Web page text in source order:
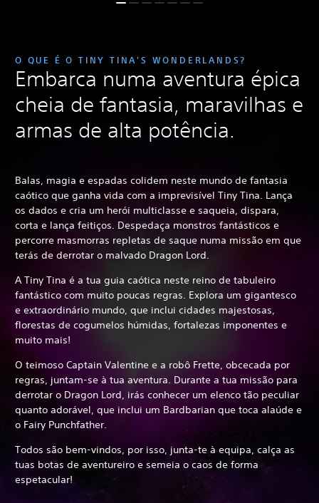
O QUE É O TINY TINA'S WONDERLANDS?
Embarca numa aventura épica
cheia de fantasia, maravilhas e
armas de alta potência.
Balas, magia e espadas colidem neste mundo de fantasia
caótico que ganha vida com a imprevisível Tiny Tina. Lança
os dados e cria um herói multiclasse e saqueia, dispara,
corta e lança feitiços. Despedaça monstros fantásticos e
percorre masmorras repletas de saque numa missão em que
terás de derrotar o malvado Dragon Lord.
A Tiny Tina é a tua guia caótica neste reino de tabuleiro
fantástico com muito poucas regras. Explora um gigantesco
e extraordinário mundo, que inclui cidades majestosas,
florestas de cogumelos húmidas, fortalezas imponentes e
muito mais!
O teimoso Captain Valentine e a robô Frette, obcecada por
regras, juntam-se à tua aventura. Durante a tua missão para
derrotar o Dragon Lord, irás conhecer um elenco tão peculiar
quanto adorável, que inclui um Bardbarian que toca alaúde e
o Fairy Punchfather.
Todos são bem-vindos, por isso, junta-te à equipa, calça as
tuas botas de aventureiro e semeia o caos de forma
espetacular!